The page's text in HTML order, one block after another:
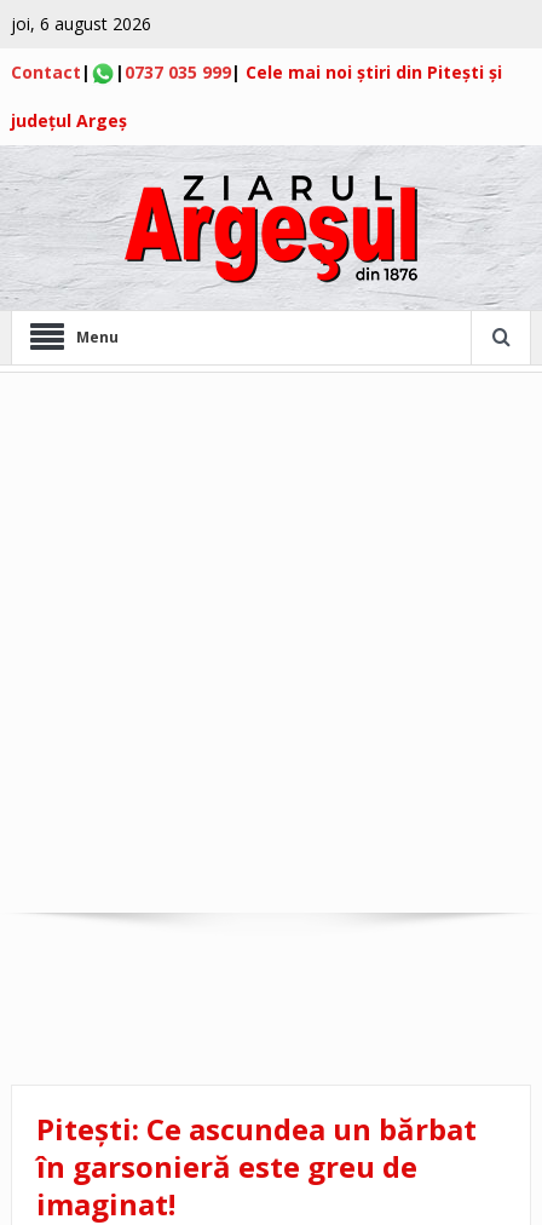
joi, 6 august 2026
Contact | | 0737 035 999| Cele mai noi știri din Pitești și
județul Argeș
Menu
Pitești: Ce ascundea un bărbat
în garsonieră este greu de
imaginat!